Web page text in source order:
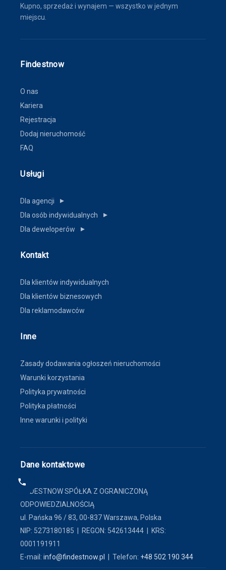
Kupno, sprzedaż i wynajem — wszystko w jednym
miejscu.
Findestnow
O nas
Kariera
Rejestracja
Dodaj nieruchomość
FAQ
Usługi
Dla agencji ▼
Dla osób indywidualnych ▼
Dla deweloperów ▼
Kontakt
Dla klientów indywidualnych
Dla klientów biznesowych
Dla reklamodawców
Inne
Zasady dodawania ogłoszeń nieruchomości
Warunki korzystania
Polityka prywatności
Polityka płatności
Inne warunki i polityki
Dane kontaktowe
FINDESTNOW SPÓŁKA Z OGRANICZONĄ
ODPOWIEDZIALNOŚCIĄ
ul. Pańska 96 / 83, 00-837 Warszawa, Polska
NIP: 5273180185 | REGON: 542613444 | KRS:
0001191911
E-mail: info@findestnow.pl | Telefon: +48 502 190 344